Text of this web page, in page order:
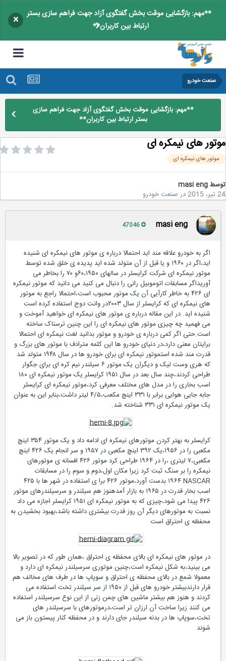
**مهم: بازگشایی موقت بخش گفتگوی آزاد جهت فراهم سازی بستر
ارتباط بین کاربران**
×
صنعت خودرو
**مهم: بازگشایی موقت بخش گفتگوی آزاد جهت فراهم سازی
بستر ارتباط بین کاربران**
های نیمکره ای
های نیمکره ای
masi eng
درصنعت خودرو
masi eng
اگر به خودرو علاقه مند اید احتمالا درباره ی موتور های نیمکره ای شنیده
اید،اگر در ١٩۶٠ و یا قبل از آن متولد شده اید پدیده ی خلق شده توسط
موتور نیمکره ای شرکت کرایسلر در سالهای ۶٠،١٩۵٠و ٧٠ را بخاطر می
آوریداگر مسابقات اتوموبیل رانی را دنبال می کنید می دانید که موتور نیمکره
ای ۴٢۶ به خاطر کارآیی آن یک موتور محبوب است،احتمالا راجع به موتور
های نیمکره ای که کرایسلر از سال ٢٠٠٣در وانت دوج استفاده کرده است
شنیده اید. در این مقاله درباره ی موتور های نیمکره ای خواهید آموخت و
می فهمید چه چیزی موتور های نیمکره ای را این چنین ترسناک ساخته
است.حتی اگر کمی درباره ی خودرو و موتور بدانید لغت نیمکره ای احتمالا
برایتان معنی دارد،در دنیای خودرو ها این کلمه مترادف با موتور های بزرگ و
قدرت مند شده استموتور نیمکره ای برای خودرو ها در سال ١٩۴٨ متولد شد
که هری وست لیک و دیگران یک موتور ۶ سیلندر نیم کره ای برای جگوار
طراحی کردند،چند سال بعد در سال ١٩۵١ کرایسلر یک موتور نیمکره ای ١٨٠
اسب بخاری را در مدل های مختلف معرفی کرد،موتور نیمکره ای کرایسلر
جابه جایی هوایی برابر با ٣٣١ اینچ مکعب،۴/۵ لیتر داشت،بنابر این به عنوان
یک موتور نیمکره ای ٣٣١ شناخته شد.
کرایسلر به بهتر کردن موتورهای نیمکره ای ادامه داد و یک موتور ٣۵۴ اینچ
مکعبی را در ١٩۵۶،یک ٣٩٢ اینچ مکعبی در ١٩۵٧ و سر انجام یک ۴٢۶ اینچ
مکعبی،٧ لیتری ،را در ١٩۶۴ طراحی کرد موتور ۴٢۶ افسانه ی موتورهای
نیمکره را بر سنگ ثبت کرد زیرا مکان اول،دوم و سوم را در مسابقات
NASCAR ١٩۶۴ بدست آورد،موتور ۴٢۶ برا ی استفاده در شهر ها با ۴٢۵
اسب بخار قدرت در ١٩۶۵ به بازار آمدهنوز هم سیلندر و سرسیلندرهای موتور
۴٢۶ پیدا می شود،چیزی که به موتور نیمکره ای ١٩۵١ کرایسلر اجازه می داد
نسبت به موتورهای دیگر آن روز قدرت بیشتری داشته باشد،بهبود بخشیدن به
محفظه ی احتراق است
در موتور های نیمکره ای بالای محفظه ی احتراق ،همان طور که در تصویر بالا
می بینید،به شکل نیمکره است،چنین موتوری سرسیلندر نیمکره ای دارد و
معمولا شمع در بالای محفظه ی احتراق و سوپاپ ها در طرف های مخالف هم
قرار دارندبیشتر خودرو های قبل از ١٩۵٠ از سر سیلندر تخت استفاده می
کردند و هنوز هم بیشتر ماشین های چمن زنی از این نوع سرسیلندر استفاده
می کنند زیرا ساخت آن ارزان تر است،درموتورهای با سرسیلندر های
تخت،سوپاپ ها در بدنه سیلندر جای دارند و در محفظه کنار پیستون باز می
شوند